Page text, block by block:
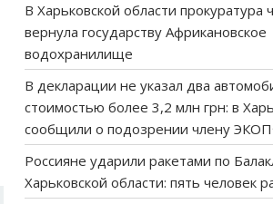
В Харьковской области прокуратура
вернула государству Африкановское
водохранилище
В декларации не указал два
стоимостью более 3,2 млн грн: в
сообщили о подозрении члену
Россияне ударили ракетами по
Харьковской области: пять человек